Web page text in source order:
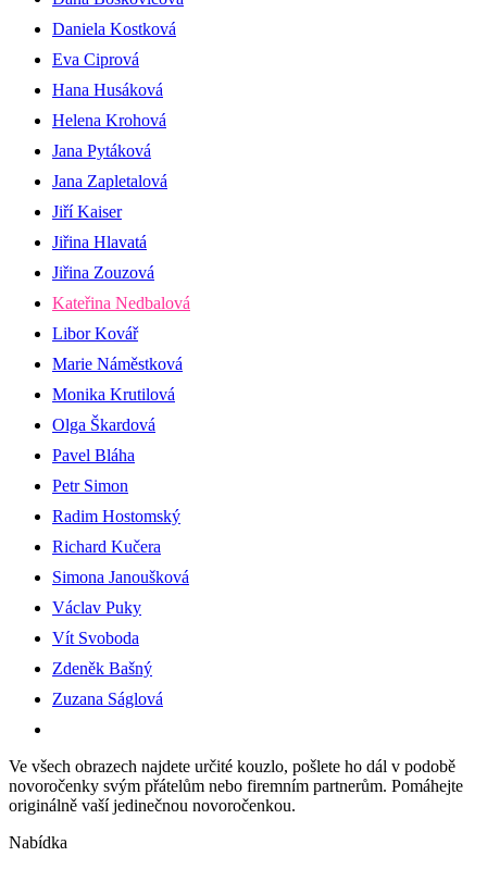
Daniela Kostková
Eva Ciprová
Hana Husáková
Helena Krohová
Jana Pytáková
Jana Zapletalová
Jiří Kaiser
Jiřina Hlavatá
Jiřina Zouzová
Kateřina Nedbalová
Libor Kovář
Marie Náměstková
Monika Krutilová
Olga Škardová
Pavel Bláha
Petr Simon
Radim Hostomský
Richard Kučera
Simona Janoušková
Václav Puky
Vít Svoboda
Zdeněk Bašný
Zuzana Ságlová
Ve všech obrazech najdete určité kouzlo, pošlete ho dál v podobě
novoročenky svým přátelům nebo firemním partnerům. Pomáhejte
originálně vaší jedinečnou novoročenkou.
Nabídka